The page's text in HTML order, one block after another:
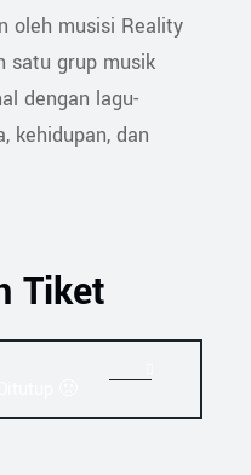
oleh musisi Reality
satu grup musik
dengan lagu-
kehidupan, dan
Tiket